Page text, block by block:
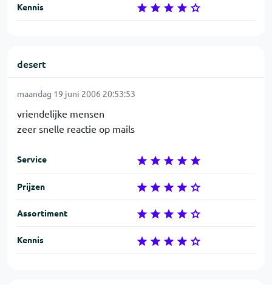
Kennis
desert
maandag 19 juni 2006 20:53:53
vriendelijke mensen
zeer snelle reactie op mails
Service
Prijzen
Assortiment
Kennis